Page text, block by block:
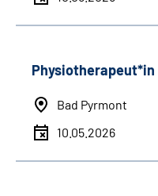
Physiotherapeut*in
Bad Pyrmont
10.05.2026